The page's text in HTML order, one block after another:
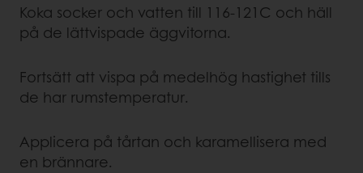
Koka socker och vatten till 116-121C och häll
på de lättvispade äggvitorna.
Fortsätt att vispa på medelhög hastighet tills
de har rumstemperatur.
Applicera på tårtan och karamellisera med
en brännare.